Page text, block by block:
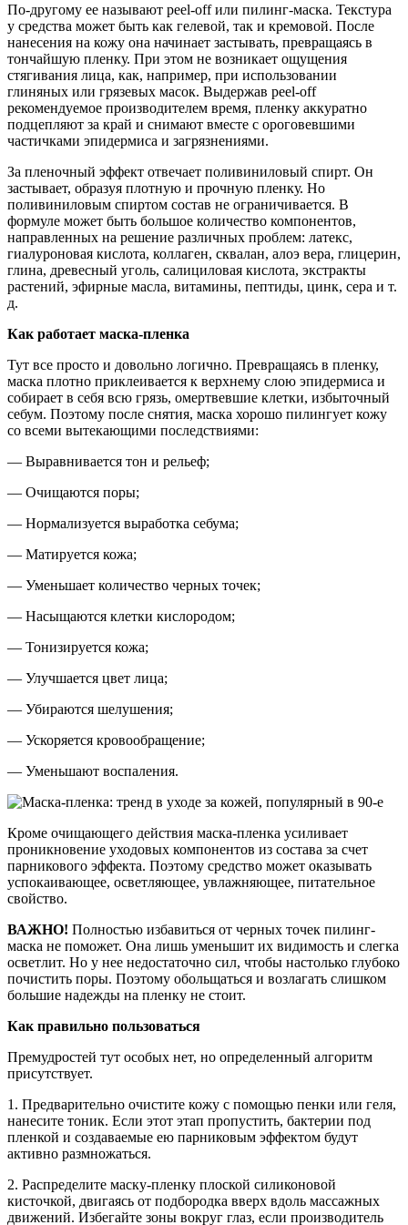
По-другому ее называют peel-off или пилинг-маска. Текстура
у средства может быть как гелевой, так и кремовой. После
нанесения на кожу она начинает застывать, превращаясь в
тончайшую пленку. При этом не возникает ощущения
стягивания лица, как, например, при использовании
глиняных или грязевых масок. Выдержав peel-off
рекомендуемое производителем время, пленку аккуратно
подцепляют за край и снимают вместе с ороговевшими
частичками эпидермиса и загрязнениями.
За пленочный эффект отвечает поливиниловый спирт. Он
застывает, образуя плотную и прочную пленку. Но
поливиниловым спиртом состав не ограничивается. В
формуле может быть большое количество компонентов,
направленных на решение различных проблем: латекс,
гиалуроновая кислота, коллаген, сквалан, алоэ вера, глицерин,
глина, древесный уголь, салициловая кислота, экстракты
растений, эфирные масла, витамины, пептиды, цинк, сера и т.
д.
Как работает маска-пленка
Тут все просто и довольно логично. Превращаясь в пленку,
маска плотно приклеивается к верхнему слою эпидермиса и
собирает в себя всю грязь, омертвевшие клетки, избыточный
себум. Поэтому после снятия, маска хорошо пилингует кожу
со всеми вытекающими последствиями:
— Выравнивается тон и рельеф;
— Очищаются поры;
— Нормализуется выработка себума;
— Матируется кожа;
— Уменьшает количество черных точек;
— Насыщаются клетки кислородом;
— Тонизируется кожа;
— Улучшается цвет лица;
— Убираются шелушения;
— Ускоряется кровообращение;
— Уменьшают воспаления.
Кроме очищающего действия маска-пленка усиливает
проникновение уходовых компонентов из состава за счет
парникового эффекта. Поэтому средство может оказывать
успокаивающее, осветляющее, увлажняющее, питательное
свойство.
ВАЖНО! Полностью избавиться от черных точек пилинг-
маска не поможет. Она лишь уменьшит их видимость и слегка
осветлит. Но у нее недостаточно сил, чтобы настолько глубоко
почистить поры. Поэтому обольщаться и возлагать слишком
большие надежды на пленку не стоит.
Как правильно пользоваться
Премудростей тут особых нет, но определенный алгоритм
присутствует.
1. Предварительно очистите кожу с помощью пенки или геля,
нанесите тоник. Если этот этап пропустить, бактерии под
пленкой и создаваемые ею парниковым эффектом будут
активно размножаться.
2. Распределите маску-пленку плоской силиконовой
кисточкой, двигаясь от подбородка вверх вдоль массажных
движений. Избегайте зоны вокруг глаз, если производитель